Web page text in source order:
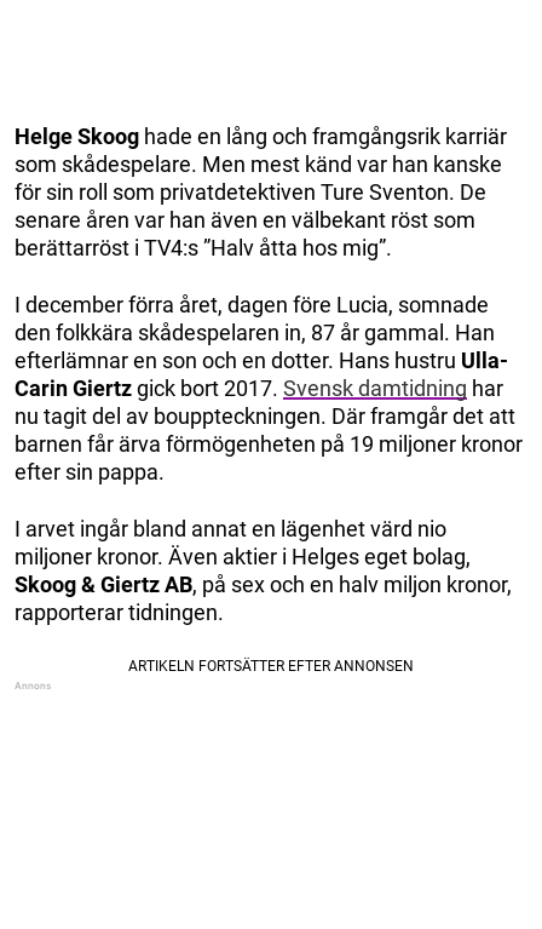
Helge Skoog hade en lång och framgångsrik karriär
som skådespelare. Men mest känd var han kanske
för sin roll som privatdetektiven Ture Sventon. De
senare åren var han även en välbekant röst som
berättarröst i TV4:s ”Halv åtta hos mig”.
I december förra året, dagen före Lucia, somnade
den folkkära skådespelaren in, 87 år gammal. Han
efterlämnar en son och en dotter. Hans hustru Ulla-
Carin Giertzgick bort 2017. Svensk damtidning har
nu tagit del av bouppteckningen. Där framgår det att
barnen får ärva förmögenheten på 19 miljoner kronor
efter sin pappa.
I arvet ingår bland annat en lägenhet värd nio
miljoner kronor. Även aktier i Helges eget bolag,
Skoog & Giertz AB, på sex och en halv miljon kronor,
rapporterar tidningen.